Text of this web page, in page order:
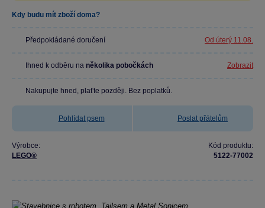
Kdy budu mít zboží doma?
Předpokládané doručení Od úterý 11.08.
Ihned k odběru na několika pobočkách Zobrazit
Nakupujte hned, plaťte později. Bez poplatků.
Pohlídat psem Poslat přátelům
Výrobce:
LEGO®
Kód produktu:
5122-77002